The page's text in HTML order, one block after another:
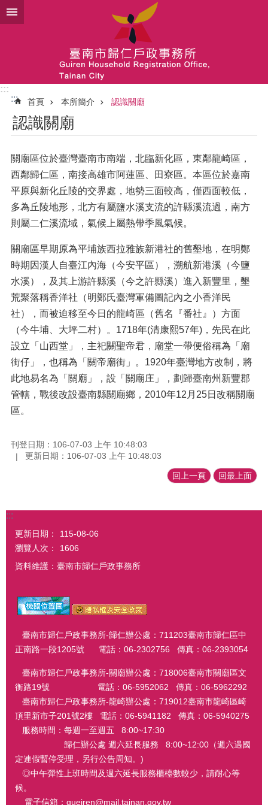
跳到主要內容區塊
:::
:::
首頁 本所簡介 認識關廟
認識關廟
關廟區位於臺灣臺南市南端，北臨新化區，東鄰龍崎區，
西鄰歸仁區，南接高雄市阿蓮區、田寮區。本區位於嘉南
平原與新化丘陵的交界處，地勢三面較高，僅西面較低，
多為丘陵地形，北方有屬鹽水溪支流的許縣溪流過，南方
則屬二仁溪流域，氣候上屬熱帶季風氣候。
關廟區早期原為平埔族西拉雅族新港社的舊墾地，在明鄭
時期因漢人自臺江內海（今安平區），溯航新港溪（今鹽
水溪），及其上游許縣溪（今之許縣溪）進入新豐里，墾
荒聚落稱香洋社（明鄭氏臺灣軍備圖記內之小香洋民
社），而被迫移至今日的龍崎區（舊名『番社』）方面
（今牛埔、大坪二村）。1718年(清康熙57年)，先民在此
設立「山西堂」，主祀關聖帝君，廟堂一帶便俗稱為「廟
街仔」，也稱為「關帝廟街」。1920年臺灣地方改制，將
此地易名為「關廟」，設「關廟庄」，劃歸臺南州新豐郡
管轄，戰後改設臺南縣關廟鄉，2010年12月25日改稱關廟
區。
刊登日期：106-07-03 上午 10:48:03
更新日期：106-07-03 上午 10:48:03
回上一頁 回最上面
:::
更新日期：
115-08-06
瀏覽人次：
1606
資料維護：臺南市歸仁戶政事務所
臺南市歸仁戶政事務所-歸仁辦公處：711203臺南市歸仁區中
正南路一段1205號 電話：06-2302756 傳真：06-2393054
臺南市歸仁戶政事務所-關廟辦公處：718006臺南市關廟區文
衡路19號 電話：06-5952062 傳真：06-5962292
臺南市歸仁戶政事務所-龍崎辦公處：719012臺南市龍崎區崎
頂里新市子201號2樓 電話：06-5941182 傳真：06-5940275
服務時間：每週一至週五 8:00~17:30
歸仁辦公處 週六延長服務 8:00~12:00（週六遇國
定連假暫停受理，另行公告周知。)
◎中午彈性上班時間及週六延長服務櫃檯數較少，請耐心等
候。
電子信箱：gueiren@mail.tainan.gov.tw